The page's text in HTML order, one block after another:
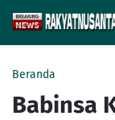
Beranda
Babinsa